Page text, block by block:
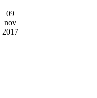
09
nov
2017